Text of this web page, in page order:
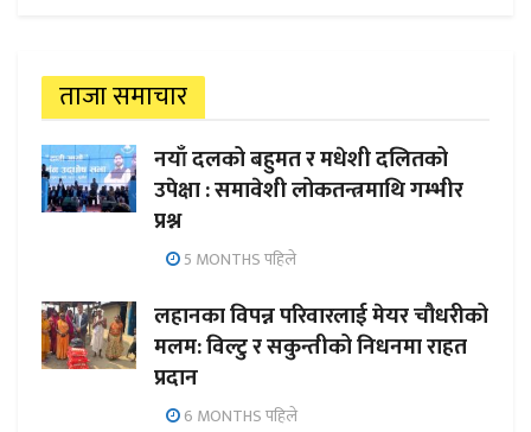
ताजा समाचार
नयाँ दलको बहुमत र मधेशी दलितको
उपेक्षा : समावेशी लोकतन्त्रमाथि गम्भीर
प्रश्न
5 MONTHS पहिले
लहानका विपन्न परिवारलाई मेयर चौधरीको
मलम: विल्टु र सकुन्तीको निधनमा राहत
प्रदान
6 MONTHS पहिले